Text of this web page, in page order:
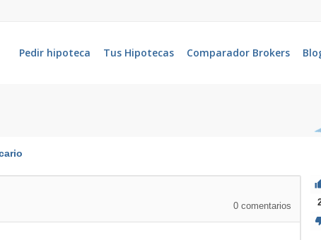
Pedir hipoteca Tus Hipotecas Comparador Brokers
0 comentarios